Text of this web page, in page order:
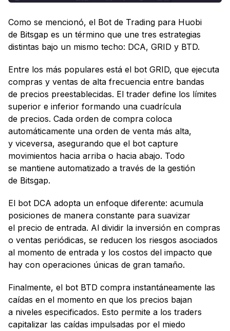
Como se mencionó, el Bot de Trading para Huobi
de Bitsgap es un término que une tres estrategias
distintas bajo un mismo techo: DCA, GRID y BTD.
Entre los más populares está el bot GRID, que ejecuta
compras y ventas de alta frecuencia entre bandas
de precios preestablecidas. El trader define los límites
superior e inferior formando una cuadrícula
de precios. Cada orden de compra coloca
automáticamente una orden de venta más alta,
y viceversa, asegurando que el bot capture
movimientos hacia arriba o hacia abajo. Todo
se mantiene automatizado a través de la gestión
de Bitsgap.
El bot DCA adopta un enfoque diferente: acumula
posiciones de manera constante para suavizar
el precio de entrada. Al dividir la inversión en compras
o ventas periódicas, se reducen los riesgos asociados
al momento de entrada y los costos del impacto que
hay con operaciones únicas de gran tamaño.
Finalmente, el bot BTD compra instantáneamente las
caídas en el momento en que los precios bajan
a niveles especificados. Esto permite a los traders
capitalizar las caídas impulsadas por el miedo